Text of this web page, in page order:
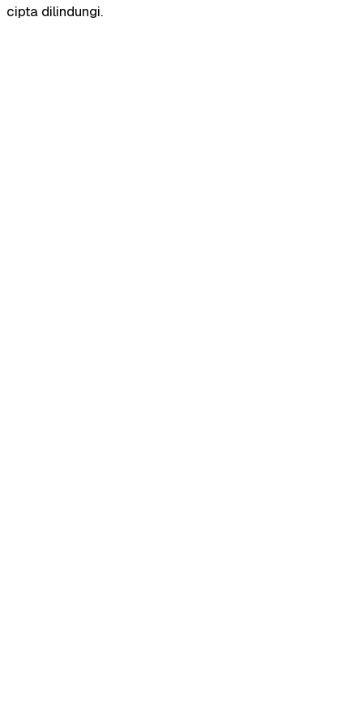
cipta dilindungi.